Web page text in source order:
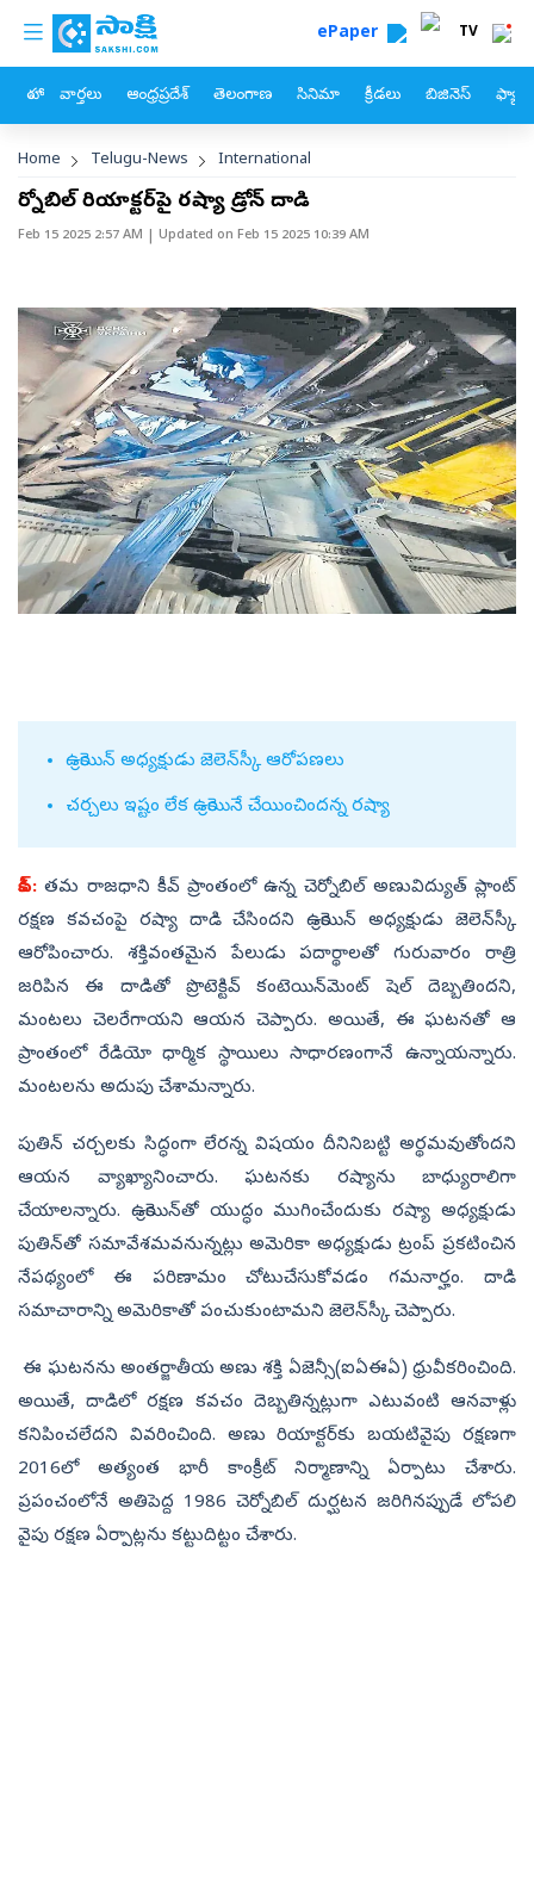
Skip to main content
custom menu ePaper TV
హోం వార్తలు ఆంధ్రప్రదేశ్ తెలంగాణ సినిమా క్రీడలు బిజినెస్
Breadcrumb
Home Telugu-News International
చెర్నోబిల్‌ రియాక్టర్‌పై రష్యా డ్రోన్‌ దాడి
Feb 15 2025 2:57 AM | Updated on Feb 15 2025 10:39 AM
ఉక్రెయిన్‌ అధ్యక్షుడు జెలెన్‌స్కీ ఆరోపణలు
చర్చలు ఇష్టం లేక ఉక్రెయినే చేయించిందన్న రష్యా
కీవ్‌: తమ రాజధాని కీవ్‌ ప్రాంతంలో ఉన్న చెర్నోబిల్‌ అణువిద్యుత్‌ ప్లాంట్‌
రక్షణ కవచంపై రష్యా దాడి చేసిందని ఉక్రెయిన్‌ అధ్యక్షుడు జెలెన్‌స్కీ
ఆరోపించారు. శక్తివంతమైన పేలుడు పదార్థాలతో గురువారం రాత్రి
జరిపిన ఈ దాడితో ప్రొటెక్టివ్‌ కంటెయిన్‌మెంట్‌ షెల్‌ దెబ్బతిందని,
మంటలు చెలరేగాయని ఆయన చెప్పారు. అయితే, ఈ ఘటనతో ఆ
ప్రాంతంలో రేడియో ధార్మిక స్థాయిలు సాధారణంగానే ఉన్నాయన్నారు.
మంటలను అదుపు చేశామన్నారు.
పుతిన్‌ చర్చలకు సిద్ధంగా లేరన్న విషయం దీనినిబట్టి అర్థమవుతోందని
ఆయన వ్యాఖ్యానించారు. ఘటనకు రష్యాను బాధ్యురాలిగా
చేయాలన్నారు. ఉక్రెయిన్‌తో యుద్ధం ముగించేందుకు రష్యా అధ్యక్షుడు
పుతిన్‌తో సమావేశమవనున్నట్లు అమెరికా అధ్యక్షుడు ట్రంప్‌ ప్రకటించిన
నేపథ్యంలో ఈ పరిణామం చోటుచేసుకోవడం గమనార్హం. దాడి
సమాచారాన్ని అమెరికాతో పంచుకుంటామని జెలెన్‌స్కీ చెప్పారు.
ఈ ఘటనను అంతర్జాతీయ అణు శక్తి ఏజెన్సీ(ఐఏఈఏ) ధ్రువీకరించింది.
అయితే, దాడిలో రక్షణ కవచం దెబ్బతిన్నట్లుగా ఎటువంటి ఆనవాళ్లు
కనిపించలేదని వివరించింది. అణు రియాక్టర్‌కు బయటివైపు రక్షణగా
2016లో అత్యంత భారీ కాంక్రీట్‌ నిర్మాణాన్ని ఏర్పాటు చేశారు.
ప్రపంచంలోనే అతిపెద్ద 1986 చెర్నోబిల్‌ దుర్ఘటన జరిగినప్పుడే లోపలి
వైపు రక్షణ ఏర్పాట్లను కట్టుదిట్టం చేశారు.